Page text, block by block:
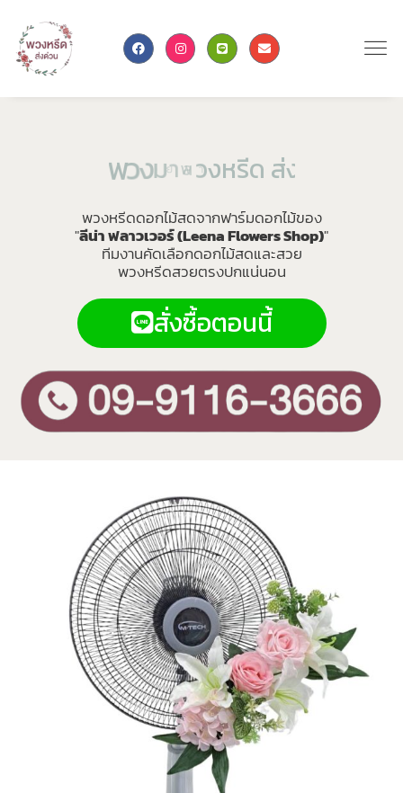
ห ร ด สง
พวงมาลาราคา ถ
พวงหรีดดอกไม้สดจากฟาร์มดอกไม้ของ
"ลีน่า ฟลาวเวอร์ (Leena Flowers Shop)"
ทีมงานคัดเลือกดอกไม้สดและสวย
พวงหรีดสวยตรงปกแน่นอน
สั่งซื้อตอนนี้